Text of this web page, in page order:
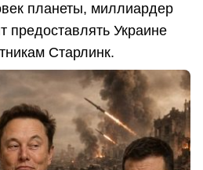
планеты, миллиардер
предоставлять Украине
Старлинк.